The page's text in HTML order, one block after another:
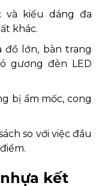
và kiểu dáng đa
khác.
đồ lớn, bàn trang
gương đèn LED
bị ẩm mốc, cong
so với việc đầu
kết